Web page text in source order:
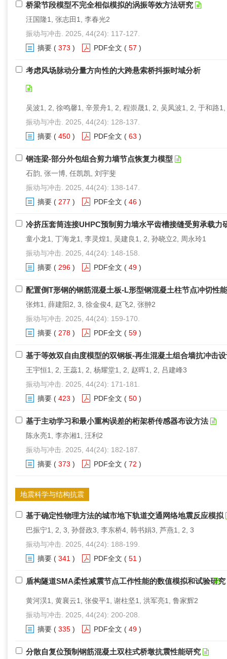
桥梁节段模型不完全相似模拟的涡振等效方法研究
汪国隆1, 张志田1, 李春光2
振动与冲击. 2025, 44(24): 117-127.
摘要 ( 373 ) PDF全文 ( 57 )
考虑风场脉动分量方向性的大跨悬索桥抖振时域分析
吴波1, 2, 徐鸣馨1, 辛景舟1, 2, 程崇晟1, 2, 吴凤波1, 2, 于和路1,
振动与冲击. 2025, 44(24): 128-137.
摘要 ( 450 ) PDF全文 ( 63 )
钢连梁-部分外包组合剪力墙节点恢复力模型
石韵, 张一博, 任凯凯, 刘宇斐
振动与冲击. 2025, 44(24): 138-147.
摘要 ( 277 ) PDF全文 ( 46 )
冷挤压套筒连接UHPC预制剪力墙水平齿槽接缝受剪承载力
童小龙1, 丁海龙1, 李灵煌1, 吴建良1, 2, 孙晓立2, 周永玲1
振动与冲击. 2025, 44(24): 148-158.
摘要 ( 296 ) PDF全文 ( 49 )
配置倒T形钢的钢筋混凝土板-L形型钢混凝土柱节点冲切性
张炜1, 薛建阳2, 3, 徐金俊4, 赵飞2, 张翀2
振动与冲击. 2025, 44(24): 159-170.
摘要 ( 278 ) PDF全文 ( 59 )
基于等效双自由度模型的双钢板-再生混凝土组合墙抗冲击
王宇恒1, 2, 王蕊1, 2, 杨耀堂1, 2, 赵晖1, 2, 吕建峰3
振动与冲击. 2025, 44(24): 171-181.
摘要 ( 423 ) PDF全文 ( 50 )
基于主动学习和最小重构误差的桁架桥传感器布设方法
陈永亮1, 李亦湘1, 汪利2
振动与冲击. 2025, 44(24): 182-187.
摘要 ( 373 ) PDF全文 ( 72 )
地震科学与结构抗震
基于确定性物理方法的城市地下轨道交通网络地震反应模拟
巴振宁1, 2, 3, 孙督政3, 李东桥4, 韩书娟3, 芦燕1, 2, 3
振动与冲击. 2025, 44(24): 188-199.
摘要 ( 341 ) PDF全文 ( 51 )
盾构隧道SMA柔性减震节点工作性能的数值模拟和试验研究
黄河淏1, 黄襄云1, 张俊平1, 谢柱坚1, 洪军亮1, 鲁家辉2
振动与冲击. 2025, 44(24): 200-208.
摘要 ( 335 ) PDF全文 ( 49 )
分散自复位预制钢筋混凝土双柱式桥墩抗震性能研究